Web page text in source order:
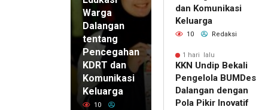
Warga
Dalangan
tentang
Pencegahan
KDRT dan
Komunikasi
Keluarga
10
dan Komunikasi
Keluarga
10 Redaksi
1 hari lalu
KKN Undip Bekali
Pengelola BUMDes
Dalangan dengan
Pola Pikir Inovatif